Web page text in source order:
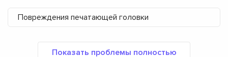
Повреждения печатающей головки